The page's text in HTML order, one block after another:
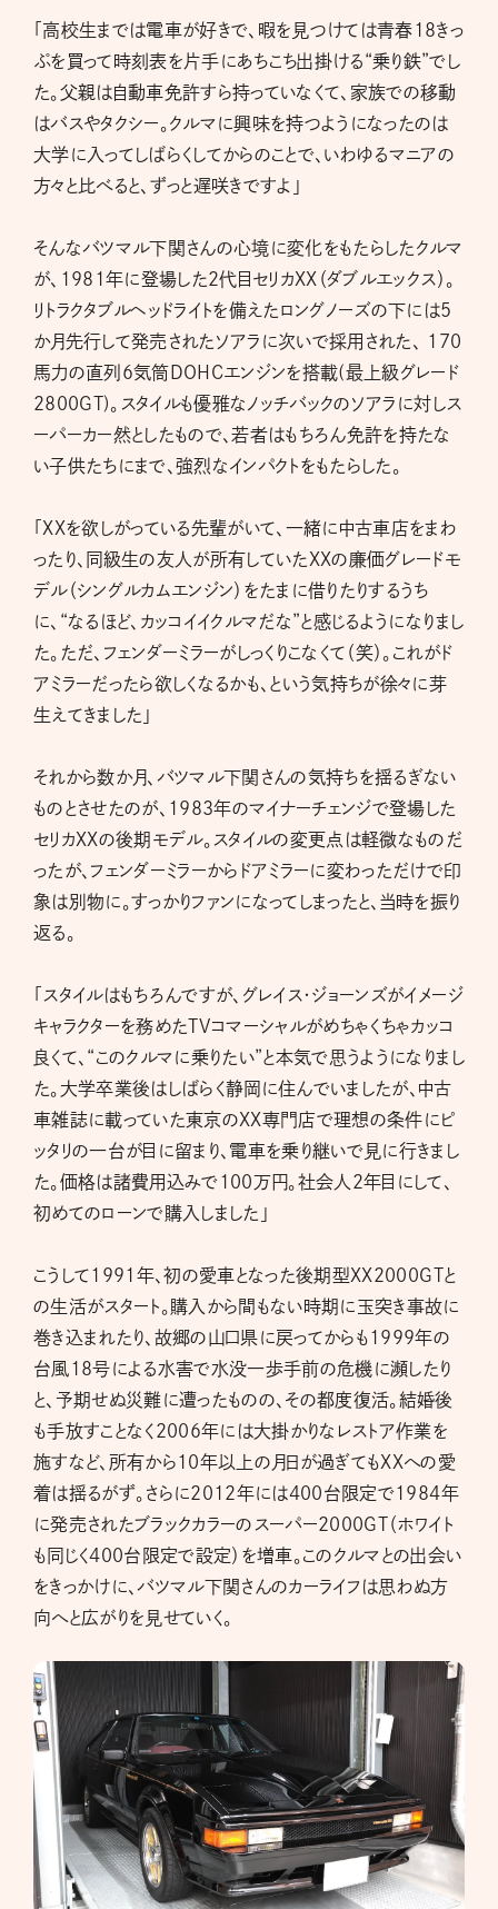
「高校生までは電車が好きで、暇を見つけては青春18きっ
ぷを買って時刻表を片手にあちこち出掛ける“乗り鉄”でし
た。父親は自動車免許すら持っていなくて、家族での移動
はバスやタクシー。クルマに興味を持つようになったのは
大学に入ってしばらくしてからのことで、いわゆるマニアの
方々と比べると、ずっと遅咲きですよ」
そんなバツマル下関さんの心境に変化をもたらしたクルマ
が、1981年に登場した2代目セリカXX（ダブルエックス）。
リトラクタブルヘッドライトを備えたロングノーズの下には5
か月先行して発売されたソアラに次いで採用された、 170
馬力の直列6気筒DOHCエンジンを搭載(最上級グレード
2800GT)。スタイルも優雅なノッチバックのソアラに対しス
ーパーカー然としたもので、若者はもちろん免許を持たな
い子供たちにまで、強烈なインパクトをもたらした。
「XXを欲しがっている先輩がいて、一緒に中古車店をまわ
ったり、同級生の友人が所有していたXXの廉価グレードモ
デル（シングルカムエンジン）をたまに借りたりするうち
に、“なるほど、カッコイイクルマだな”と感じるようになりまし
た。ただ、フェンダーミラーがしっくりこなくて（笑）。これがド
アミラーだったら欲しくなるかも、という気持ちが徐々に芽
生えてきました」
それから数か月、バツマル下関さんの気持ちを揺るぎない
ものとさせたのが、1983年のマイナーチェンジで登場した
セリカXXの後期モデル。スタイルの変更点は軽微なものだ
ったが、フェンダーミラーからドアミラーに変わっただけで印
象は別物に。すっかりファンになってしまったと、当時を振り
返る。
「スタイルはもちろんですが、グレイス・ジョーンズがイメージ
キャラクターを務めたTVコマーシャルがめちゃくちゃカッコ
良くて、“このクルマに乗りたい”と本気で思うようになりまし
た。大学卒業後はしばらく静岡に住んでいましたが、中古
車雑誌に載っていた東京のXX専門店で理想の条件にピ
ッタリの一台が目に留まり、電車を乗り継いで見に行きまし
た。価格は諸費用込みで100万円。社会人2年目にして、
初めてのローンで購入しました」
こうして1991年、初の愛車となった後期型XX2000GTと
の生活がスタート。購入から間もない時期に玉突き事故に
巻き込まれたり、故郷の山口県に戻ってからも1999年の
台風18号による水害で水没一歩手前の危機に瀕したり
と、予期せぬ災難に遭ったものの、その都度復活。結婚後
も手放すことなく2006年には大掛かりなレストア作業を
施すなど、所有から10年以上の月日が過ぎてもXXへの愛
着は揺るがず。さらに2012年には400台限定で1984年
に発売されたブラックカラーのスーパー2000GT（ホワイト
も同じく400台限定で設定）を増車。このクルマとの出会い
をきっかけに、バツマル下関さんのカーライフは思わぬ方
向へと広がりを見せていく。